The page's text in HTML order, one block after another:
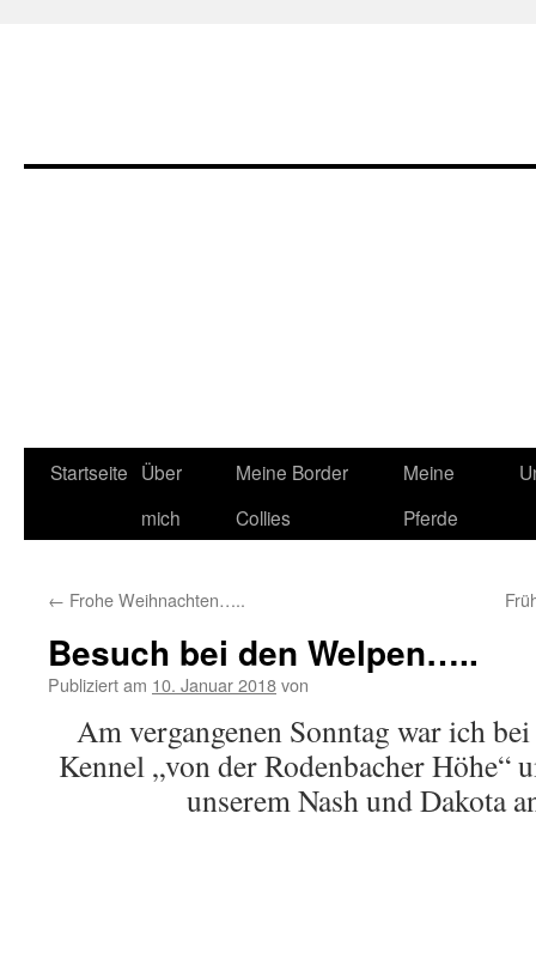
Zum
Startseite Über
mich
Meine Border
Collies
Meine
Pferde
← Frohe Weihnachten…..
Besuch bei den Welpen…..
Publiziert am 10. Januar 2018von
Am vergangenen Sonntag war ich
Kennel „von der Rodenbacher Höhe“
unserem Nash und Dakota